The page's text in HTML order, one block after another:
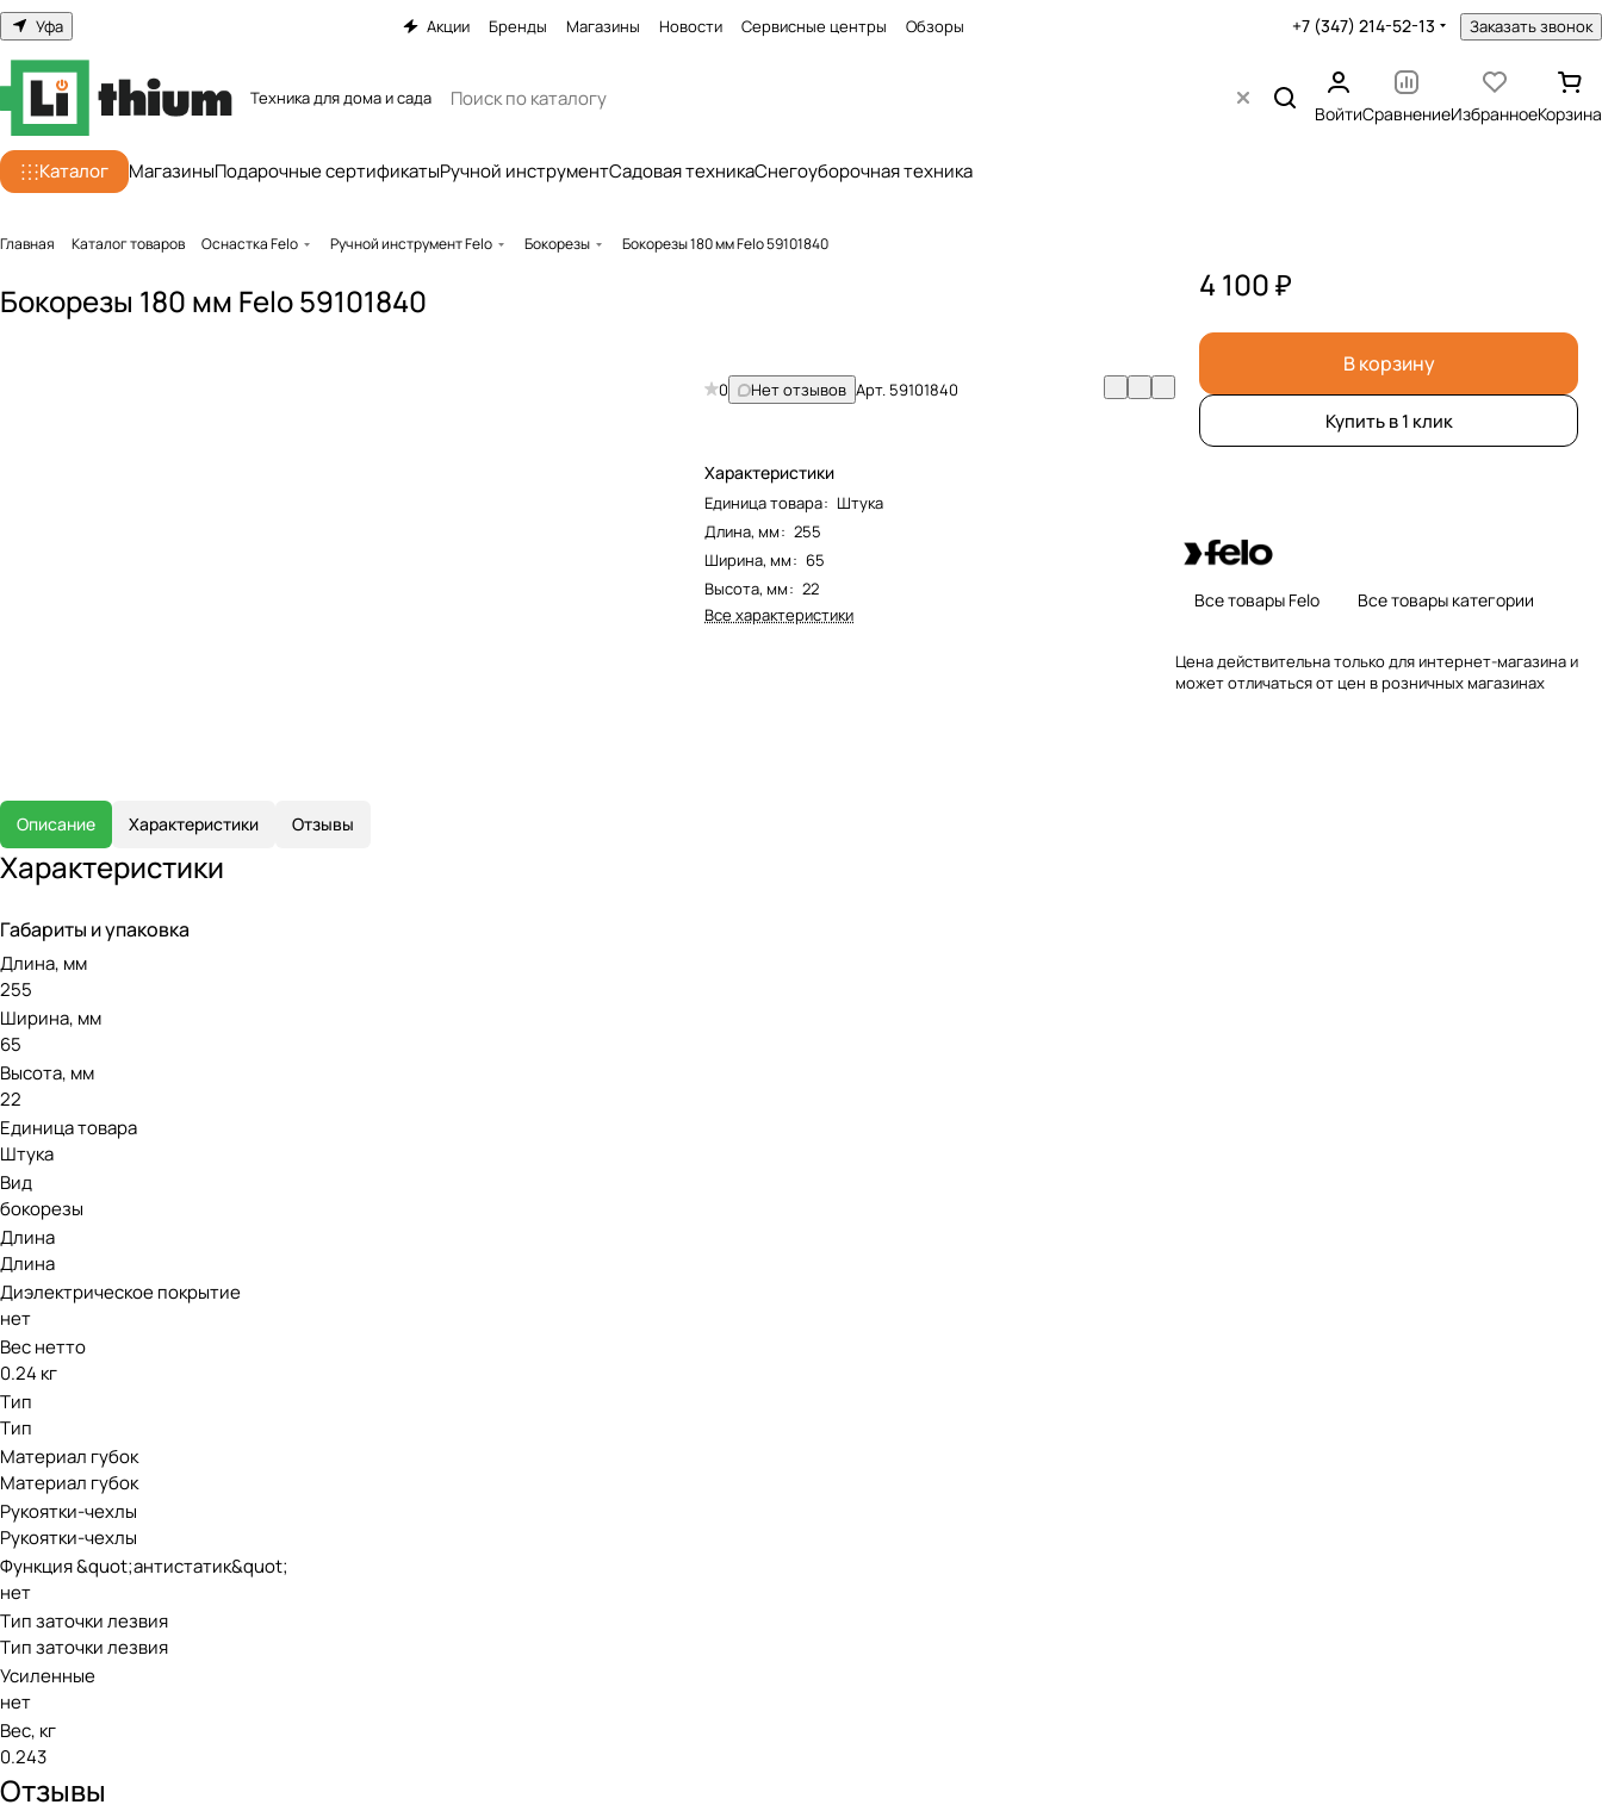
Уфа Акции Бренды Магазины Новости Сервисные центры Обзоры +7 (347) 214-52-13 Заказать звонок
Техника для дома и сада
ВойтиСравнениеИзбранноеКорзина
Каталог МагазиныПодарочные сертификатыРучной инструментСадовая техникаСнегоуборочная техника
Главная Каталог товаров Оснастка Felo Ручной инструмент Felo Бокорезы Бокорезы 180 мм Felo 59101840
Бокорезы 180 мм Felo 59101840
0 Нет отзывов Арт. 59101840
Характеристики
Единица товара: Штука
Длина, мм: 255
Ширина, мм: 65
Высота, мм: 22
Все характеристики
4 100 ₽
В корзину
Купить в 1 клик
Все товары Felo Все товары категории
Цена действительна только для интернет-магазина и
может отличаться от цен в розничных магазинах
Описание Характеристики Отзывы
Характеристики
Габариты и упаковка
Длина, мм
255
Ширина, мм
65
Высота, мм
22
Единица товара
Штука
Вид
бокорезы
Длина
Длина
Диэлектрическое покрытие
нет
Вес нетто
0.24 кг
Тип
Тип
Материал губок
Материал губок
Рукоятки-чехлы
Рукоятки-чехлы
Функция &quot;антистатик&quot;
нет
Тип заточки лезвия
Тип заточки лезвия
Усиленные
нет
Вес, кг
0.243
Отзывы